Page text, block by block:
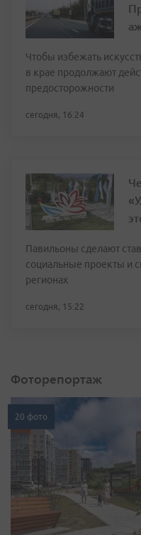
Чтобы избежать
в крае продолжают
предосторожности
сегодня, 16:24
Павильоны сделают
социальные проекты и
регионах
сегодня, 15:22
Фоторепортаж
20 фото